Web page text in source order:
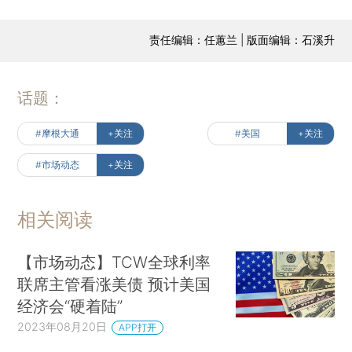
责任编辑：任蕙兰 | 版面编辑：石溪升
话题：
#摩根大通 +关注 #美国 +关注
#市场动态 +关注
相关阅读
【市场动态】TCW全球利率
联席主管看涨美债 预计美国
经济会“硬着陆”
2023年08月20日 APP打开